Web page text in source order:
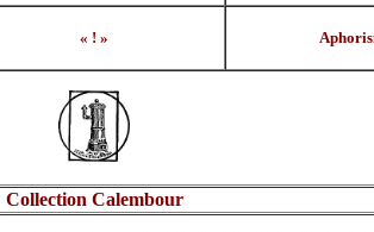
« ! »
Collection Calembour